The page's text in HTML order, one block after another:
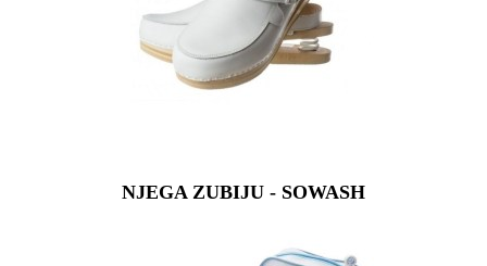
NJEGA ZUBIJU - SOWASH